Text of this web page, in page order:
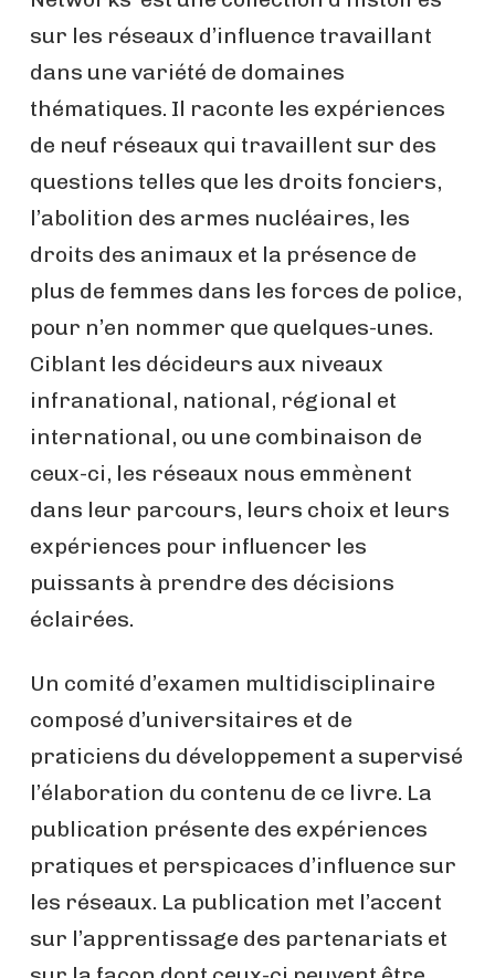
sur les réseaux d’influence travaillant
dans une variété de domaines
thématiques. Il raconte les expériences
de neuf réseaux qui travaillent sur des
questions telles que les droits fonciers,
l’abolition des armes nucléaires, les
droits des animaux et la présence de
plus de femmes dans les forces de police,
pour n’en nommer que quelques-unes.
Ciblant les décideurs aux niveaux
infranational, national, régional et
international, ou une combinaison de
ceux-ci, les réseaux nous emmènent
dans leur parcours, leurs choix et leurs
expériences pour influencer les
puissants à prendre des décisions
éclairées.
Un comité d’examen multidisciplinaire
composé d’universitaires et de
praticiens du développement a supervisé
l’élaboration du contenu de ce livre. La
publication présente des expériences
pratiques et perspicaces d’influence sur
les réseaux. La publication met l’accent
sur l’apprentissage des partenariats et